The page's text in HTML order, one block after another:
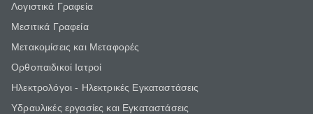
Λογιστικά Γραφεία
Μεσιτικά Γραφεία
Μετακομίσεις και Μεταφορές
Ορθοπαιδικοί Ιατροί
Ηλεκτρολόγοι - Ηλεκτρικές Εγκαταστάσεις
Υδραυλικές εργασίες και Εγκαταστάσεις